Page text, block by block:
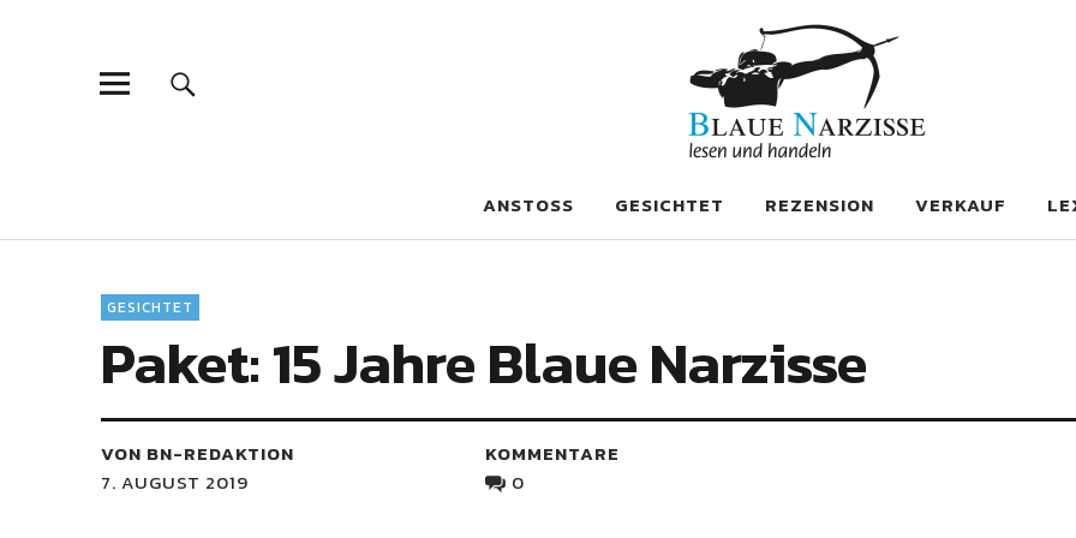
Blaue Narzisse
ANSTOSS GESICHTET REZENSION VERKAUF
GESICHTET
Paket: 15 Jahre Blaue Narzisse
VON BN-REDAKTION
7. AUGUST 2019
KOMMENTARE
0